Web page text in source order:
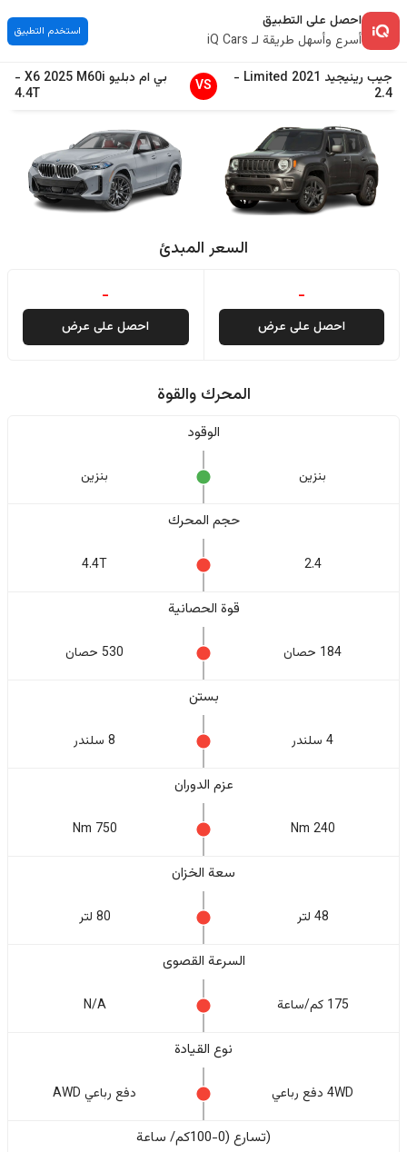
احصل على التطبيق
أسرع وأسهل طريقة لـ iQ Cars
استخدم التطبيق
جيب رينيجيد 2021
Limited
-
2.4
VS بي ام دبليو X6 2025 M60i
-
4.4T
السعر المبدئ
-
احصل على عرض
-
احصل على عرض
المحرك والقوة
الوقود
بنزين بنزين
حجم المحرك
2.4
4.4T
قوة الحصانية
184 حصان 530 حصان
بستن
4 سلندر 8 سلندر
عزم الدوران
240 Nm
750 Nm
سعة الخزان
48 لتر 80 لتر
السرعة القصوى
175 كم/ساعة N/A
نوع القيادة
4WD دفع رباعي دفع رباعي AWD
(تسارع (0-100كم/ ساعة